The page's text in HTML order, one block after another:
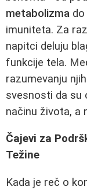
metabolizma do
imuniteta. Za
napitci deluju
funkcije tela.
razumevanju
svesnosti da su
načinu života, a
Čajevi za
Težine
Kada je reč o